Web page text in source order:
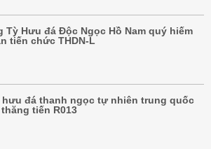
Tỳ Hưu đá Độc Ngọc Hồ Nam quý hiếm
tiến chức THDN-L
đá thanh ngọc tự nhiên trung quốc
tiến R013